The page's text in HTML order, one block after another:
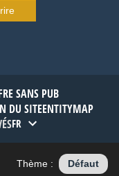
SANS PUB
DU SITEENTITYMAP
FR
Thème : Défaut